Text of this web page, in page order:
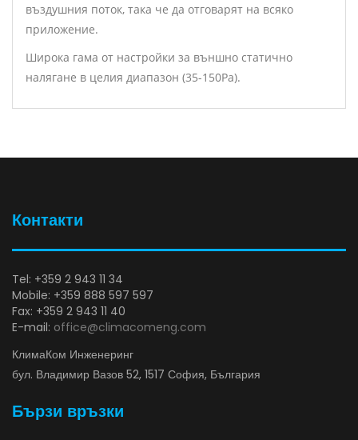
въздушния поток, така че да отговарят на всяко
приложение.
Широка гама от настройки за външно статично
налягане в целия диапазон (35-150Pa).
Контакти
Tel: +359 2 943 11 34
Mobile: +359 888 597 597
Fax: +359 2 943 11 40
E-mail: office@climacomeng.com
КлимаКом Инженеринг
бул. Владимир Вазов 52, 1517 София, България
Бързи връзки